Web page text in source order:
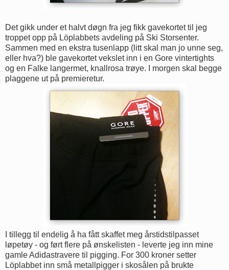
Det gikk under et halvt døgn fra jeg fikk gavekortet til jeg
troppet opp på Löplabbets avdeling på Ski Storsenter.
Sammen med en ekstra tusenlapp (litt skal man jo unne seg,
eller hva?) ble gavekortet vekslet inn i en Gore vintertights
og en Falke langermet, knallrosa trøye. I morgen skal begge
plaggene ut på premieretur.
I tillegg til endelig å ha fått skaffet meg årstidstilpasset
løpetøy - og ført flere på ønskelisten - leverte jeg inn mine
gamle Adidastravere til pigging. For 300 kroner setter
Löplabbet inn små metallpigger i skosålen på brukte